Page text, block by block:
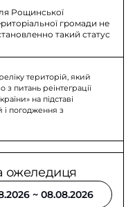
Рощинської
громади не
такий статус
територій, який
з питань реінтеграції
на підставі
і погодження з
ожеледиця